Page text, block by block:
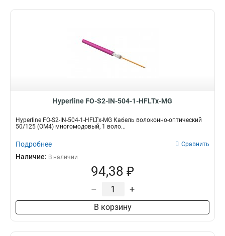
Hyperline FO-S2-IN-504-1-HFLTx-MG
Hyperline FO-S2-IN-504-1-HFLTx-MG Кабель волоконно-оптический
50/125 (OM4) многомодовый, 1 воло...
Подробнее Сравнить
Наличие: В наличии
94,38 ₽
– +
В корзину